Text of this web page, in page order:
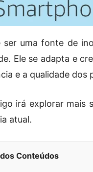
ser uma fonte de
Ele se adapta e
e a qualidade dos
irá explorar mais
atual.
Conteúdos